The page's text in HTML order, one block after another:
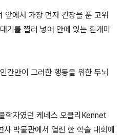
앞에서 가장 먼저 긴장을 푼 고위
기를 찔러 넣어 안에 있는 흰개미
간만이 그러한 행동을 위한 두뇌
학자였던 케네스 오클리Kennet
박물관에서 열린 한 학술 대회에